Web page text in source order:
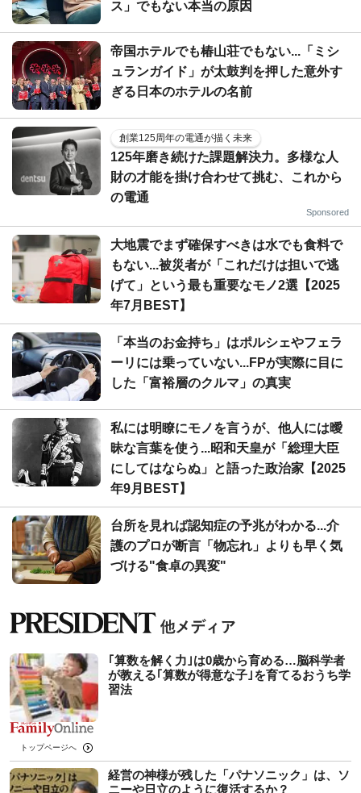
ス」でもない本当の原因
帝国ホテルでも椿山荘でもない...「ミシ
ュランガイド」が太鼓判を押した意外す
ぎる日本のホテルの名前
創業125周年の電通が描く未来
125年磨き続けた課題解決力。多様な人
財の才能を掛け合わせて挑む、これから
の電通
Sponsored
大地震でまず確保すべきは水でも食料で
もない...被災者が「これだけは担いで逃
げて」という最も重要なモノ2選【2025
年7月BEST】
「本当のお金持ち」はポルシェやフェラ
ーリには乗っていない...FPが実際に目に
した「富裕層のクルマ」の真実
私には明瞭にモノを言うが、他人には曖
昧な言葉を使う...昭和天皇が「総理大臣
にしてはならぬ」と語った政治家【2025
年9月BEST】
台所を見れば認知症の予兆がわかる...介
護のプロが断言「物忘れ」よりも早く気
づける"食卓の異変"
｢算数を解く力｣は0歳から育める…脳科学者
が教える｢算数が得意な子｣を育てるおうち学
習法
トップページへ
経営の神様が残した「パナソニック」は、ソ
ニーや日立のように復活するか？